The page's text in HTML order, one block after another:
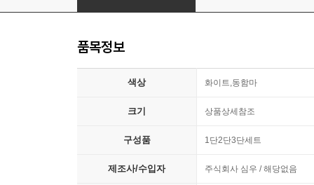
품목정보
색상 화이트,동함마
크기 상품상세참조
구성품 1단2단3단세트
제조사/수입자 주식회사 심우 / 해당없음